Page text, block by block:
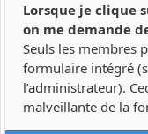
Lorsque je clique
on me demande
Seuls les membres
formulaire intégré
l’administrateur).
malveillante de la